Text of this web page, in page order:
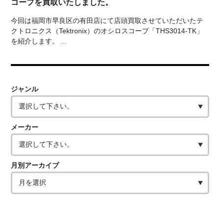
コープを買取いたしました。
今回は福岡市早良区の有田店にて店頭買取させていただいたテ
クトロニクス（Tektronix）のオシロスコープ「THS3014-TK」
を紹介します。 ...
ジャンル
メーカー
月別アーカイブ